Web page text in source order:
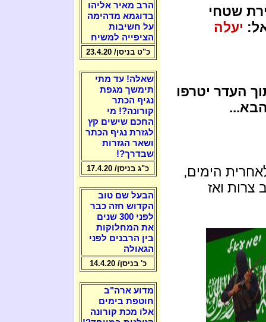
שטחי
יעלה
העדר יטרפו
הימים,
צרות ואז
הרב מאיר אליהו
בדוגמא מדהימה
על חשיבות
הציפייה למשיח
כ"ט בניסן/ 23.4.20
שאלה! עד מתי
תימשך מגפת
נגיף הכתר
קורונה?! מי
החכם שישים קץ
לגזרת נגיף הכתר
ושאר הגזרות
שבדרך?!
כ"ג בניסן/ 17.4.20
הבעל שם טוב
הקדוש חזה כבר
לפני 300 שנים
את המחלוקות
בין הרבנים לפני
הגאולה
כ' בניסן/ 14.4.20
מדוע ארה"ב
חוטפת בימים
אלו מכת קורונה